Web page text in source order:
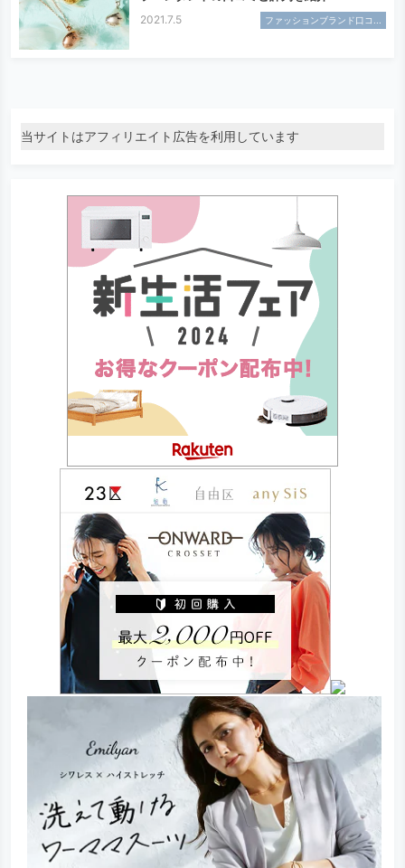
2021.7.5 ファッションブランド口コ...
当サイトはアフィリエイト広告を利用しています